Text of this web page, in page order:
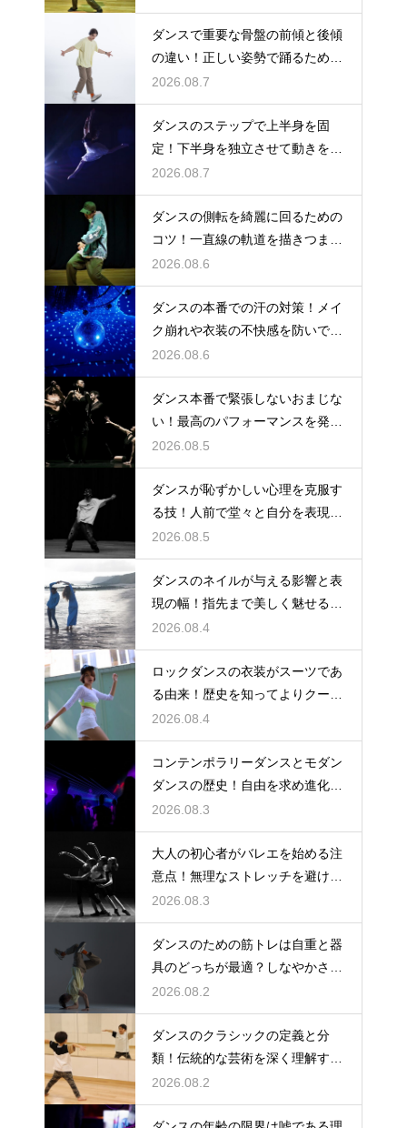
ダンスで重要な骨盤の前傾と後傾
の違い！正しい姿勢で踊るための
鍵
2026.08.7
ダンスのステップで上半身を固
定！下半身を独立させて動きを際
立たせる
2026.08.7
ダンスの側転を綺麗に回るための
コツ！一直線の軌道を描きつま先
まで伸ばす
2026.08.6
ダンスの本番での汗の対策！メイ
ク崩れや衣装の不快感を防いで快
適に踊る
2026.08.6
ダンス本番で緊張しないおまじな
い！最高のパフォーマンスを発揮
する心理術
2026.08.5
ダンスが恥ずかしい心理を克服す
る技！人前で堂々と自分を表現す
るステップ
2026.08.5
ダンスのネイルが与える影響と表
現の幅！指先まで美しく魅せるた
めの工夫
2026.08.4
ロックダンスの衣装がスーツであ
る由来！歴史を知ってよりクール
に踊ろう
2026.08.4
コンテンポラリーダンスとモダン
ダンスの歴史！自由を求め進化す
る表現の道
2026.08.3
大人の初心者がバレエを始める注
意点！無理なストレッチを避け安
全に楽しむ
2026.08.3
ダンスのための筋トレは自重と器
具のどっちが最適？しなやかさを
保つ秘訣
2026.08.2
ダンスのクラシックの定義と分
類！伝統的な芸術を深く理解する
ための鍵
2026.08.2